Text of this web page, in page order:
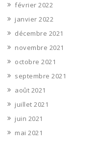
février 2022
janvier 2022
décembre 2021
novembre 2021
octobre 2021
septembre 2021
août 2021
juillet 2021
juin 2021
mai 2021